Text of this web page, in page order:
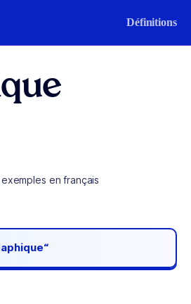
Définitions
en français